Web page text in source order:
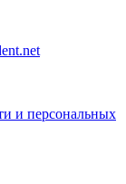
и персональных